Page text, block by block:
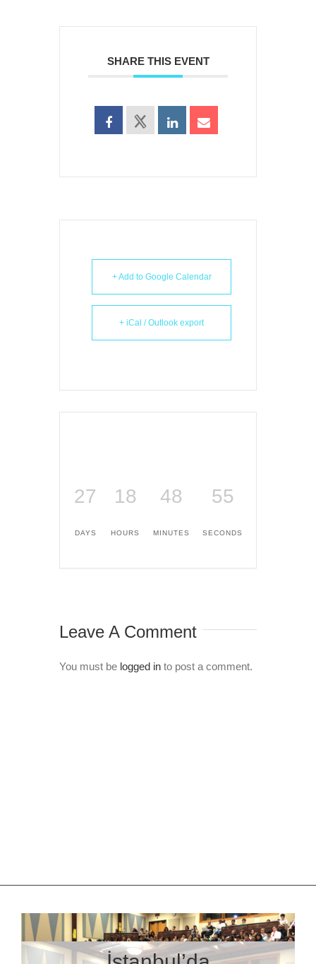
SHARE THIS EVENT
+ Add to Google Calendar
+ iCal / Outlook export
27
DAYS
18
HOURS
48
MINUTES
55
SECONDS
Leave A Comment
You must be logged in to post a comment.